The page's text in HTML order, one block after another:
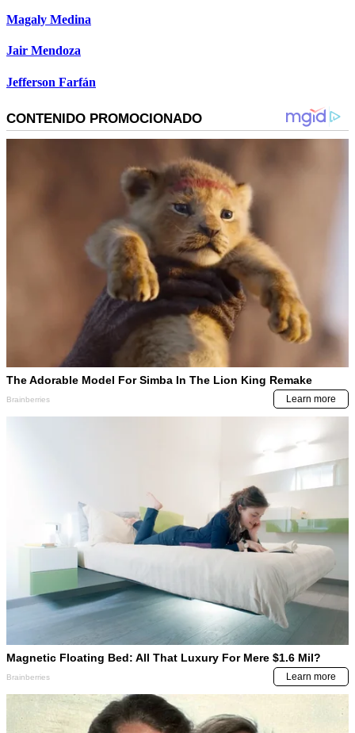
Magaly Medina
Jair Mendoza
Jefferson Farfán